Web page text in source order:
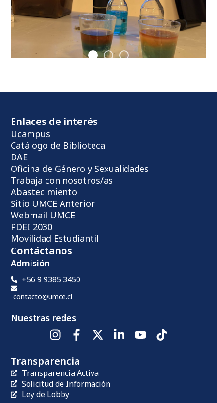
Enlaces de interés
Ucampus
Catálogo de Biblioteca
DAE
Oficina de Género y Sexualidades
Trabaja con nosotros/as
Abastecimiento
Sitio UMCE Anterior
Webmail UMCE
PDEI 2030
Movilidad Estudiantil
Contáctanos
Admisión
+56 9 9385 3450
contacto@umce.cl
Nuestras redes
Transparencia
Transparencia Activa
Solicitud de Información
Ley de Lobby